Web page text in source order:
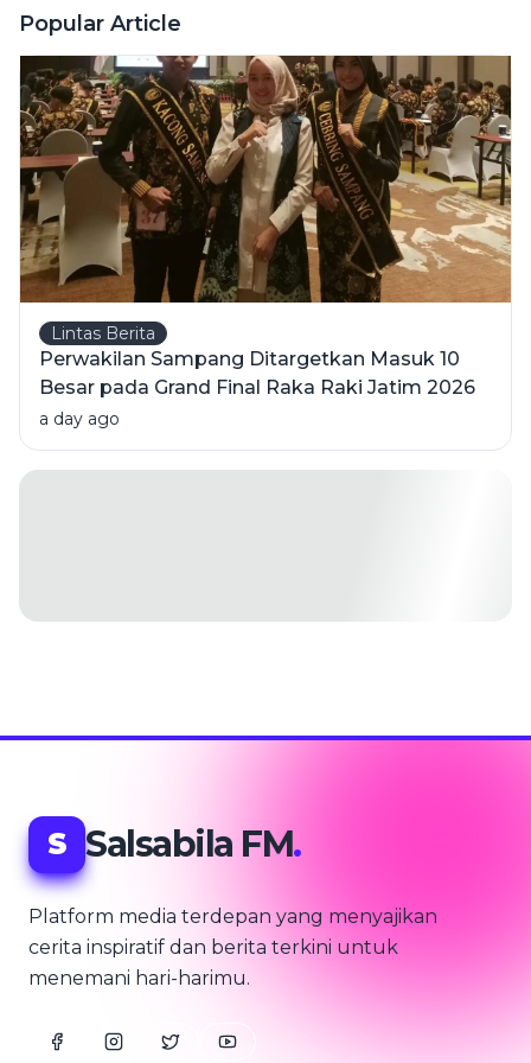
Popular Article
Lintas Berita
Perwakilan Sampang Ditargetkan Masuk 10
Besar pada Grand Final Raka Raki Jatim 2026
a day ago
S Salsabila FM.
Platform media terdepan yang menyajikan
cerita inspiratif dan berita terkini untuk
menemani hari-harimu.